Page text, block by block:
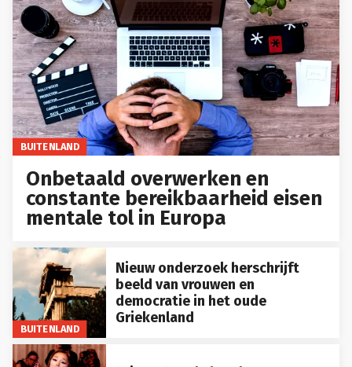
BUITENLAND
Onbetaald overwerken en
constante bereikbaarheid eisen
mentale tol in Europa
BUITENLAND
Nieuw onderzoek herschrijft
beeld van vrouwen en
democratie in het oude
Griekenland